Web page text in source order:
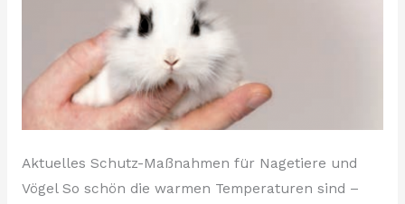
Aktuelles Schutz-Maßnahmen für Nagetiere und
Vögel So schön die warmen Temperaturen sind –